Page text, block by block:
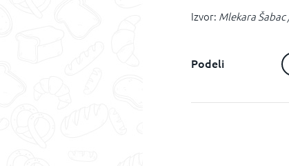
Izvor: Mlekara Šabac
Podeli